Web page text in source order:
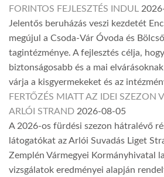
FORINTOS FEJLESZTÉS INDUL
Jelentős beruházás veszi kezdetét
megújul a Csoda-Vár Óvoda és
tagintézménye. A fejlesztés célja,
biztonságosabb és a mai
várja a kisgyermekeket és az
FERTŐZÉS MIATT AZ IDEI SZEZON
ARLÓI STRAND 2026-08-05
A 2026-os fürdési szezon hátralévő
látogatókat az Arlói Suvadás Liget
Zemplén Vármegyei Kormányhivatal
vizsgálatok eredményei alapján